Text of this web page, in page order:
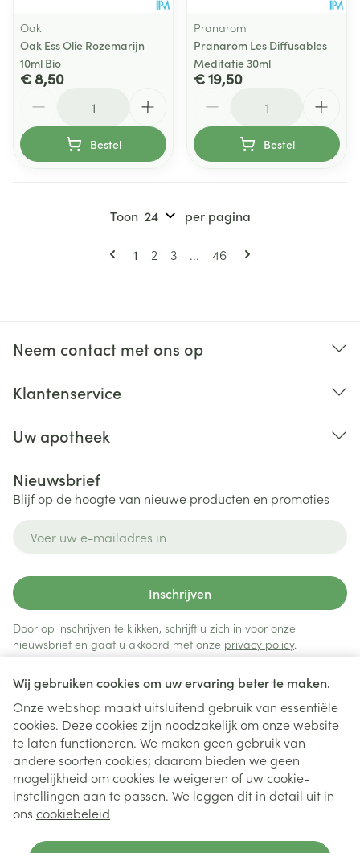
Wij gebruiken cookies om uw ervaring beter te maken.
Onze webshop maakt uitsluitend gebruik van essentiële
cookies. Deze cookies zijn noodzakelijk om onze website
te laten functioneren. We maken geen gebruik van
andere soorten cookies; daarom bieden we geen
mogelijkheid om cookies te weigeren of uw cookie-
instellingen aan te passen. We leggen dit in detail uit in
ons cookiebeleid
Oak
Oak Ess Olie Rozemarijn
10ml Bio
€ 8,50
Bestel
Pranarom
Pranarom Les Diffusables
Meditatie 30ml
€ 19,50
Bestel
Pagina's
U lees momenteel pagina
1 Pagina
2 Pagina
3 ... Pagina
46
Toon per pagina
Neem contact met ons op
Klantenservice
Uw apotheek
Nieuwsbrief
Blijf op de hoogte van nieuwe producten en promoties
Inschrijven
Door op inschrijven te klikken, schrijft u zich in voor onze
nieuwsbrief en gaat u akkoord met onze privacy policy.
Juridische links